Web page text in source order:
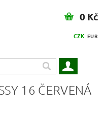
CZK EUR
0 Kč
16 ČERVENÁ